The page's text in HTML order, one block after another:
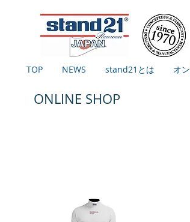
TOP NEWS stand21とは オ
ONLINE SHOP